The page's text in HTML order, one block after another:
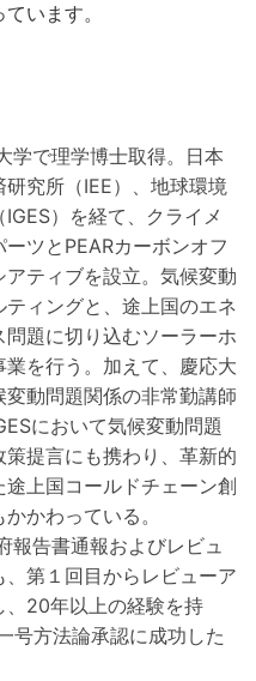
います。
学で理学博士取得。日本
究所（IEE）、地球環境
）を経て、クライメ
ツとPEARカーボンオフ
アティブを設立。気候変動
ティングと、途上国のエネ
問題に切り込むソーラーホ
業を行う。加えて、慶応大
動問題関係の非常勤講師
において気候変動問題
提言にも携わり、革新的
途上国コールドチェーン創
かわっている。
報告書通報およびレビュ
、第１回目からレビューア
、20年以上の経験を持
号方法論承認に成功した